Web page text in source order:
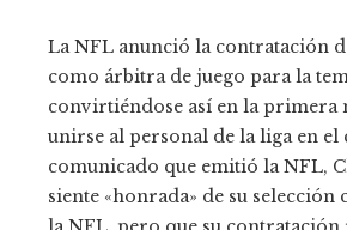
La NFL anunció la contratación
como árbitra de juego para la
convirtiéndose así en la primera
unirse al personal de la liga en el
comunicado que emitió la NFL,
siente «honrada» de su